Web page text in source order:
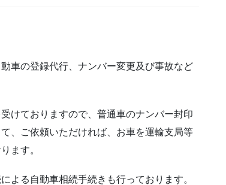
車の登録代行、ナンバー変更及び事故など
けておりますので、普通車のナンバー封印
、ご依頼いただければ、お車を運輸支局等
ます。
よる自動車相続手続きも行っております。